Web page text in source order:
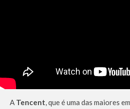
A Tencent, que é uma das maiores